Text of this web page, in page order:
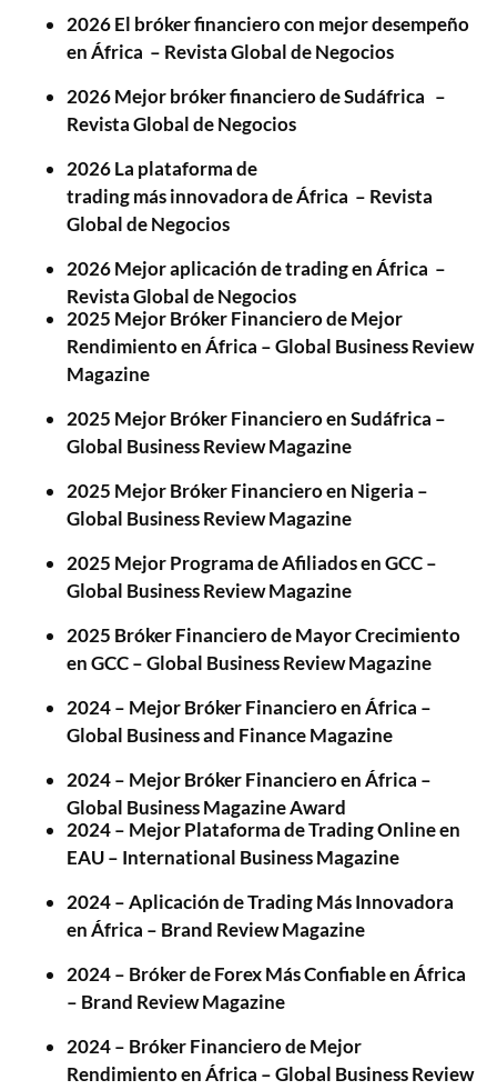
2026 El bróker financiero con mejor desempeño
en África – Revista Global de Negocios
2026 Mejor bróker financiero de Sudáfrica –
Revista Global de Negocios
2026 La plataforma de
trading más innovadora de África – Revista
Global de Negocios
2026 Mejor aplicación de trading en África –
Revista Global de Negocios
2025 Mejor Bróker Financiero de Mejor
Rendimiento en África – Global Business Review
Magazine
2025 Mejor Bróker Financiero en Sudáfrica –
Global Business Review Magazine
2025 Mejor Bróker Financiero en Nigeria –
Global Business Review Magazine
2025 Mejor Programa de Afiliados en GCC –
Global Business Review Magazine
2025 Bróker Financiero de Mayor Crecimiento
en GCC – Global Business Review Magazine
2024 – Mejor Bróker Financiero en África –
Global Business and Finance Magazine
2024 – Mejor Bróker Financiero en África –
Global Business Magazine Award
2024 – Mejor Plataforma de Trading Online en
EAU – International Business Magazine
2024 – Aplicación de Trading Más Innovadora
en África – Brand Review Magazine
2024 – Bróker de Forex Más Confiable en África
– Brand Review Magazine
2024 – Bróker Financiero de Mejor
Rendimiento en África – Global Business Review